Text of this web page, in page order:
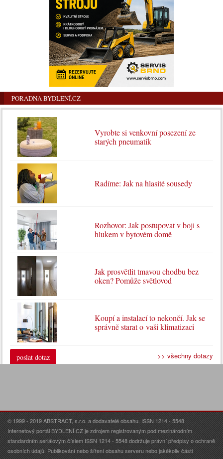
PORADNA BYDLENÍ.CZ
Vyrobte si venkovní posezení ze
starých pneumatik
Radíme: Jak na hlasité sousedy
Rozhovor: Jak postupovat v boji s
hlukem v bytovém domě
Jak prosvětlit tmavou chodbu bez
oken? Pomůže světlovod
Koupí a instalací to nekončí. Jak se
správně starat o vaši klimatizaci
poslat dotaz >> všechny dotazy
© 1999 - 2019 ABSTRACT, s.r.o. a dodavatelé obsahu. ISSN 1214 - 5548
Internetový portál BYDLENÍ.CZ je zdrojem registrovaným pod mezinárodním
standardním seriálovým číslem ISSN 1214 - 5548 dodržuje právní předpisy o ochraně
osobních údajů. Publikování nebo šíření obsahu serveru nebo jakékoliv části